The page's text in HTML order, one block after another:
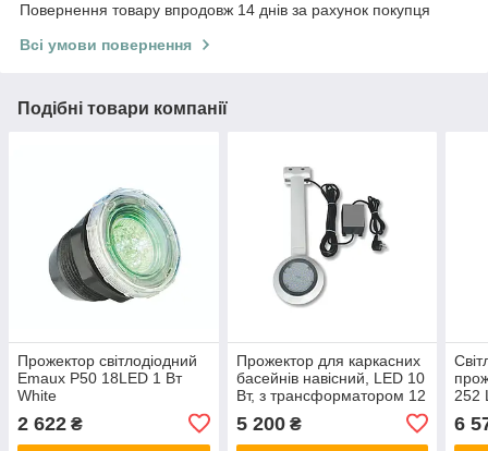
Повернення товару впродовж 14 днів за рахунок покупця
Всі умови повернення
Подібні товари компанії
Прожектор світлодіодний
Emaux P50 18LED 1 Вт
White
2 622 ₴
Прожектор для каркасних
басейнів навісний, LED 10
Вт, з трансформатором 12
5 200₴
252
6